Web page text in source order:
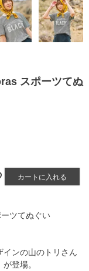
スポーツてぬ
カートに入れる
ツてぬぐい
ンの山のトリさん
登場。